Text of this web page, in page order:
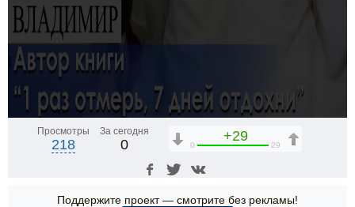
Просмотры
218
За сегодня
0
+29
0 29
Поддержите проект — смотрите без рекламы!